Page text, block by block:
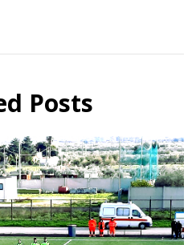
Posts